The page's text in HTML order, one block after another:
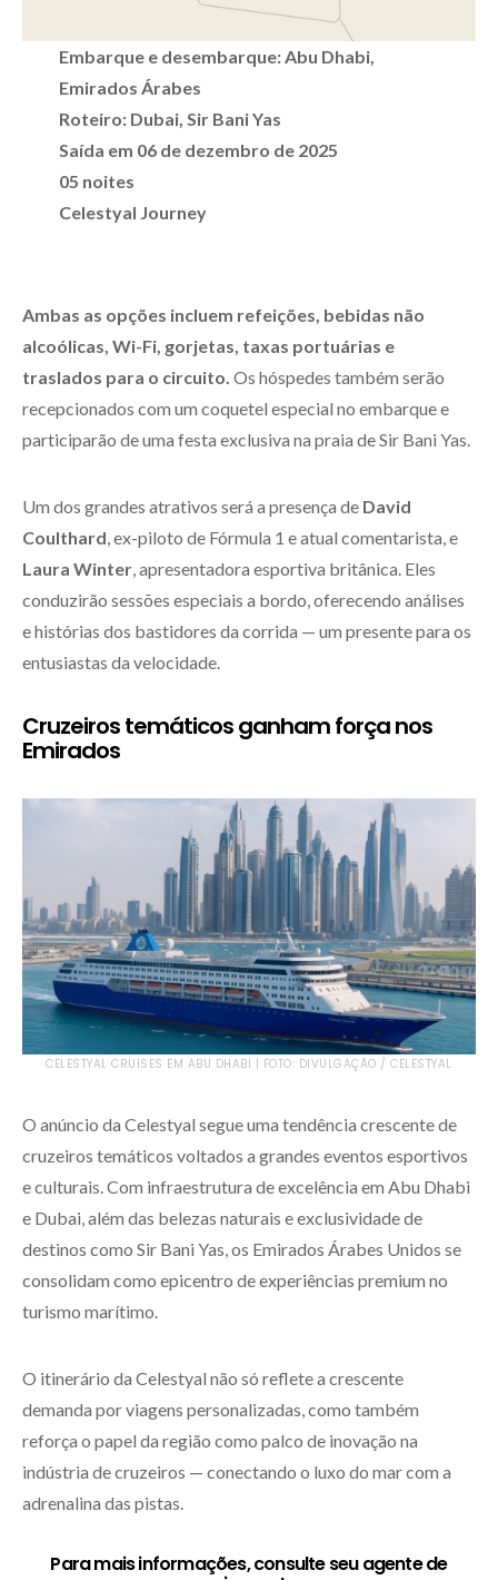
Embarque e desembarque: Abu Dhabi,
Emirados Árabes
Roteiro: Dubai, Sir Bani Yas
Saída em 06 de dezembro de 2025
05 noites
Celestyal Journey
Ambas as opções incluem refeições, bebidas não
alcoólicas, Wi-Fi, gorjetas, taxas portuárias e
traslados para o circuito. Os hóspedes também serão
recepcionados com um coquetel especial no embarque e
participarão de uma festa exclusiva na praia de Sir Bani Yas.
Um dos grandes atrativos será a presença de David
Coulthard, ex-piloto de Fórmula 1 e atual comentarista, e
Laura Winter, apresentadora esportiva britânica. Eles
conduzirão sessões especiais a bordo, oferecendo análises
e histórias dos bastidores da corrida — um presente para os
entusiastas da velocidade.
Cruzeiros temáticos ganham força nos
Emirados
CELESTYAL CRUISES EM ABU DHABI | FOTO: DIVULGAÇÃO / CELESTYAL
O anúncio da Celestyal segue uma tendência crescente de
cruzeiros temáticos voltados a grandes eventos esportivos
e culturais. Com infraestrutura de excelência em Abu Dhabi
e Dubai, além das belezas naturais e exclusividade de
destinos como Sir Bani Yas, os Emirados Árabes Unidos se
consolidam como epicentro de experiências premium no
turismo marítimo.
O itinerário da Celestyal não só reflete a crescente
demanda por viagens personalizadas, como também
reforça o papel da região como palco de inovação na
indústria de cruzeiros — conectando o luxo do mar com a
adrenalina das pistas.
Para mais informações, consulte seu agente de